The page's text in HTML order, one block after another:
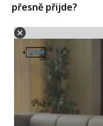
přesně přijde?